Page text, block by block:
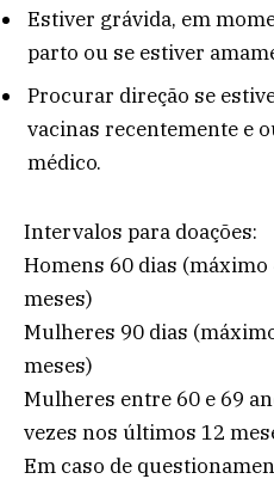
Estiver grávida, em
parto ou se estiver
Procurar direção se
vacinas recentemente e
médico.
Intervalos para doações:
Homens 60 dias
meses)
Mulheres 90 dias
meses)
Mulheres entre 60 e 69
vezes nos últimos 12
Em caso de